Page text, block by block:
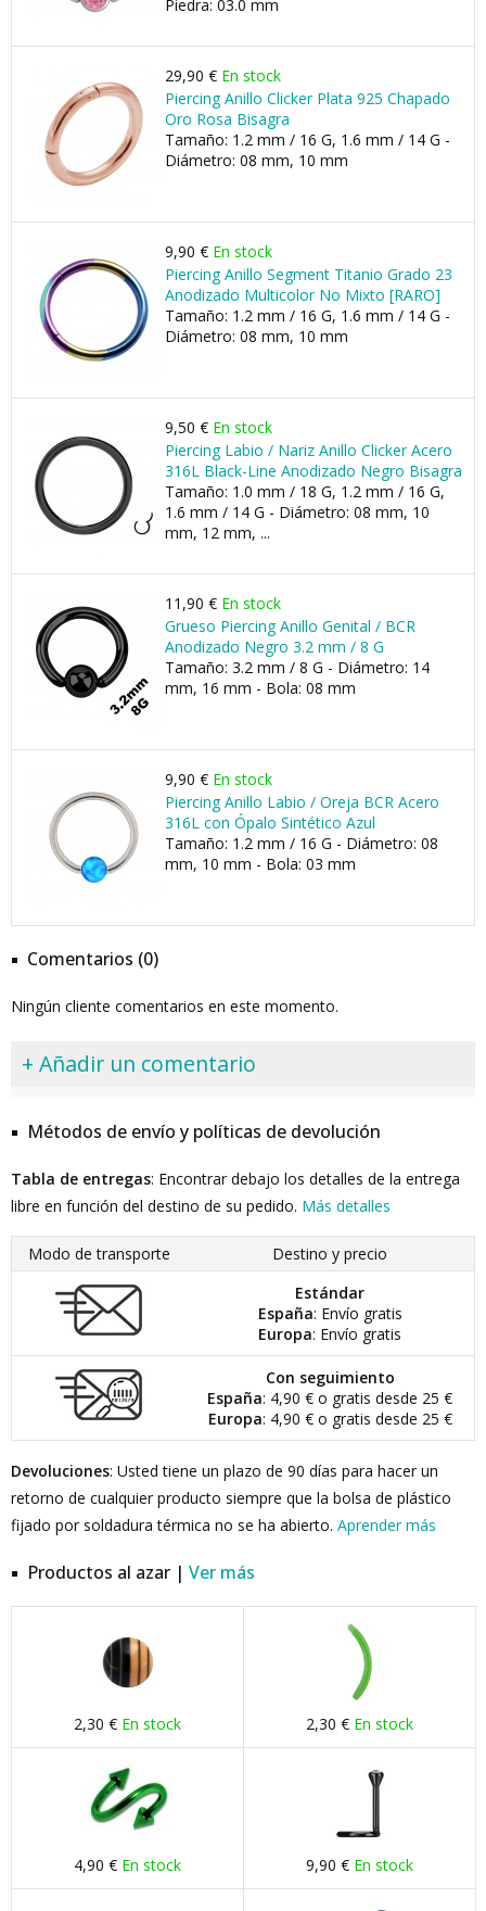
Piedra: 03.0 mm
29,90 € En stock
Piercing Anillo Clicker Plata 925 Chapado
Oro Rosa Bisagra
Tamaño: 1.2 mm / 16 G, 1.6 mm / 14 G -
Diámetro: 08 mm, 10 mm
9,90 € En stock
Piercing Anillo Segment Titanio Grado 23
Anodizado Multicolor No Mixto [RARO]
Tamaño: 1.2 mm / 16 G, 1.6 mm / 14 G -
Diámetro: 08 mm, 10 mm
9,50 € En stock
Piercing Labio / Nariz Anillo Clicker Acero
316L Black-Line Anodizado Negro Bisagra
Tamaño: 1.0 mm / 18 G, 1.2 mm / 16 G,
1.6 mm / 14 G - Diámetro: 08 mm, 10
mm, 12 mm, ...
11,90 € En stock
Grueso Piercing Anillo Genital / BCR
Anodizado Negro 3.2 mm / 8 G
Tamaño: 3.2 mm / 8 G - Diámetro: 14
mm, 16 mm - Bola: 08 mm
9,90 € En stock
Piercing Anillo Labio / Oreja BCR Acero
316L con Ópalo Sintético Azul
Tamaño: 1.2 mm / 16 G - Diámetro: 08
mm, 10 mm - Bola: 03 mm
Comentarios (0)
Ningún cliente comentarios en este momento.
+ Añadir un comentario
Métodos de envío y políticas de devolución
Tabla de entregas: Encontrar debajo los detalles de la entrega
libre en función del destino de su pedido. Más detalles
Modo de transporte
Destino y precio
Estándar
España: Envío gratis
Europa: Envío gratis
Con seguimiento
España: 4,90 € o gratis desde 25 €
Europa: 4,90 € o gratis desde 25 €
Devoluciones: Usted tiene un plazo de 90 días para hacer un
retorno de cualquier producto siempre que la bolsa de plástico
fijado por soldadura térmica no se ha abierto. Aprender más
Productos al azar | Ver más
2,30 € En stock 2,30 € En stock
4,90 € En stock 9,90 € En stock